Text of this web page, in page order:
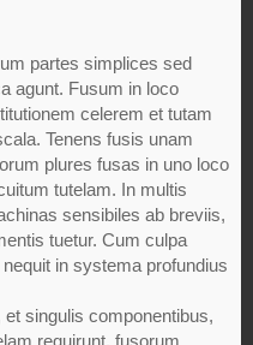
partes simplices sed
agunt. Fusum in loco
celerem et tutam
Tenens fusis unam
plures fusas in uno loco
tutelam. In multis
sensibiles ab breviis,
tuetur. Cum culpa
in systema profundius
singulis componentibus,
requirunt, fusorum